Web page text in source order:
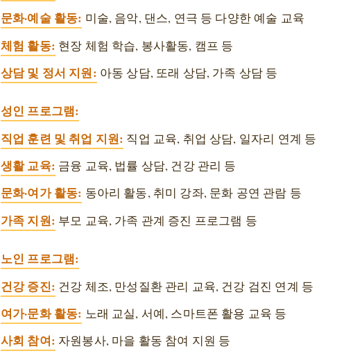
문화·예술 활동: 미술, 음악, 댄스, 연극 등 다양한 예술 교육
체험 활동: 현장 체험 학습, 봉사활동, 캠프 등
상담 및 정서 지원: 아동 상담, 또래 상담, 가족 상담 등
성인 프로그램:
직업 훈련 및 취업 지원: 직업 교육, 취업 상담, 일자리 연계 등
생활 교육: 금융 교육, 법률 상담, 건강 관리 등
문화·여가 활동: 동아리 활동, 취미 강좌, 문화 공연 관람 등
가족 지원: 부모 교육, 가족 관계 증진 프로그램 등
노인 프로그램:
건강 증진: 건강 체조, 만성질환 관리 교육, 건강 검진 연계 등
여가·문화 활동: 노래 교실, 서예, 스마트폰 활용 교육 등
사회 참여: 자원봉사, 마을 활동 참여 지원 등